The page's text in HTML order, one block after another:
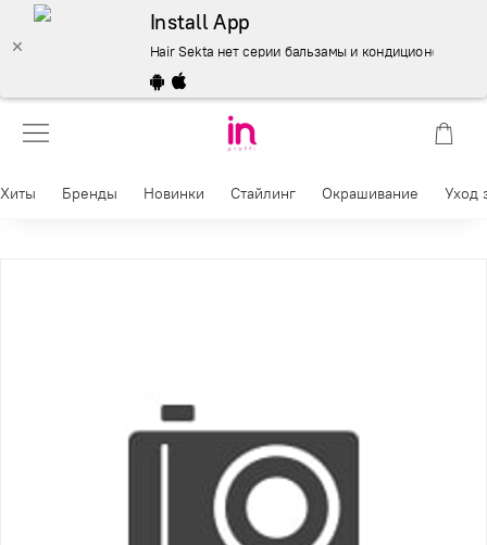
Install App
Hair Sekta нет серии бальзамы и кондиционеры
Хиты Бренды Новинки Стайлинг Окрашивание Уход